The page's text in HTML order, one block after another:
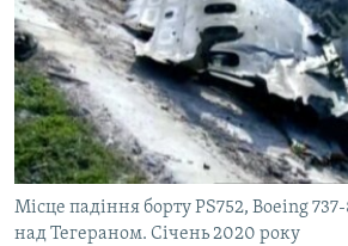
Місце падіння борту PS752, Boeing
над Тегераном. Січень 2020 року